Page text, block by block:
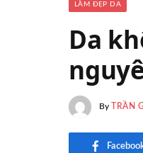
LÀM ĐẸP DA
Da
By TRẦN